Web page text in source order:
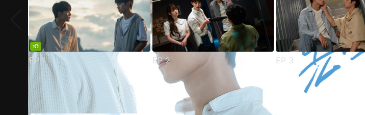
ฟรี
EP 1 EP2 EP 3
ตัวอย่าง ภาพนิ่ง เนื้อหาที่แนะนำ รายละเอียด